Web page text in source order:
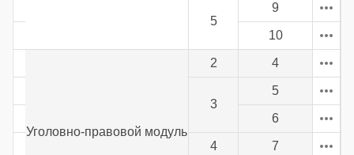
5
9
10
Уголовно-правовой модуль
2 4
3
5
6
4 7